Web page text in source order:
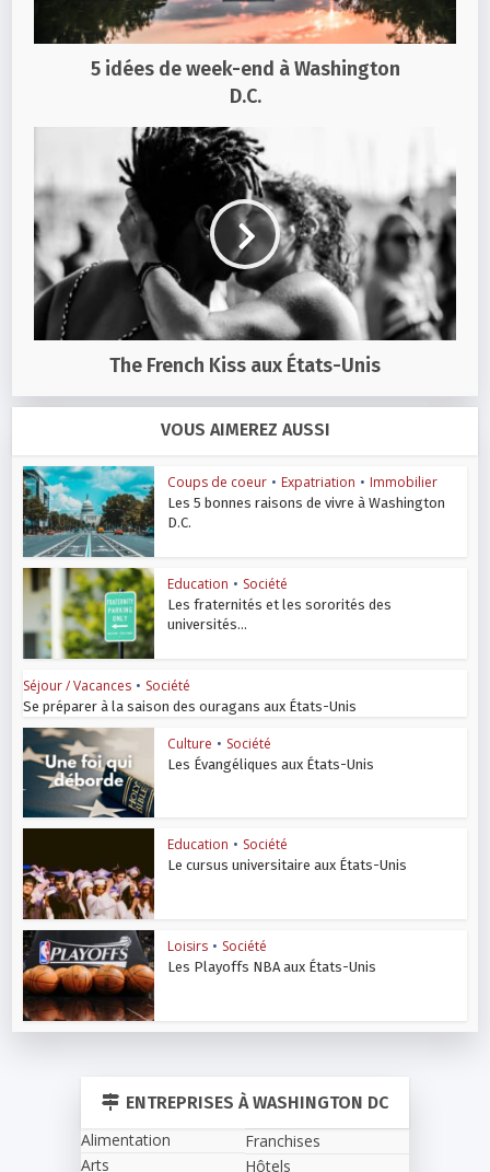
5 idées de week-end à Washington
D.C.
The French Kiss aux États-Unis
VOUS AIMEREZ AUSSI
Coups de coeur • Expatriation • Immobilier
Les 5 bonnes raisons de vivre à Washington
D.C.
Education • Société
Les fraternités et les sororités des
universités...
Séjour / Vacances • Société
Se préparer à la saison des ouragans aux États-Unis
Culture • Société
Les Évangéliques aux États-Unis
Education • Société
Le cursus universitaire aux États-Unis
Loisirs • Société
Les Playoffs NBA aux États-Unis
ENTREPRISES À WASHINGTON DC
Alimentation
Arts
Franchises
Hôtels